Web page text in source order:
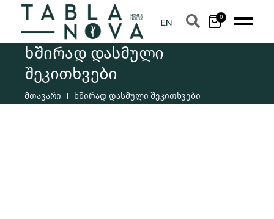
0
ხშირად დასმული
შეკითხვები
მთავარი ხშირად დასმული შეკითხვები